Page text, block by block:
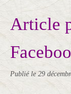
Article
Publié le 29